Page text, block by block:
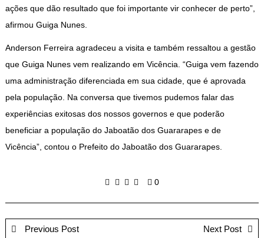
ações que dão resultado que foi importante vir conhecer de perto”,
afirmou Guiga Nunes.
Anderson Ferreira agradeceu a visita e também ressaltou a gestão
que Guiga Nunes vem realizando em Vicência. “Guiga vem fazendo
uma administração diferenciada em sua cidade, que é aprovada
pela população. Na conversa que tivemos pudemos falar das
experiências exitosas dos nossos governos e que poderão
beneficiar a população do Jaboatão dos Guararapes e de
Vicência”, contou o Prefeito do Jaboatão dos Guararapes.
0
Previous Post Next Post